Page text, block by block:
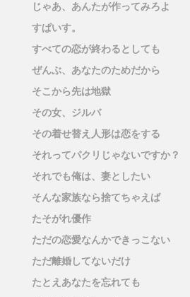
じゃあ、あんたが作ってみろよ
すぱいす。
すべての恋が終わるとしても
ぜんぶ、あなたのためだから
そこから先は地獄
その女、ジルバ
その着せ替え人形は恋をする
それってパクリじゃないですか？
それでも俺は、妻としたい
そんな家族なら捨てちゃえば
たそがれ優作
ただの恋愛なんかできっこない
ただ離婚してないだけ
たとえあなたを忘れても